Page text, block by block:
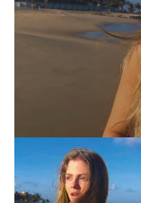
milhões
comediante
uma
a música
posta em